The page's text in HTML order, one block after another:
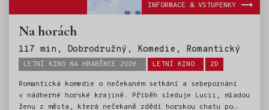
Na horách
117 min, Dobrodružný, Komedie, Romantický
LETNÍ KINO NA HRABĚNCE 2026 LETNÍ KINO 2D
Romantická komedie o nečekaném setkání a sebepoznání
v nádherné horské krajině. Příběh sleduje Lucii, mladou
ženu z města, která nečekaně zdědí horskou chatu po
INFORMACE & VSTUPENKY